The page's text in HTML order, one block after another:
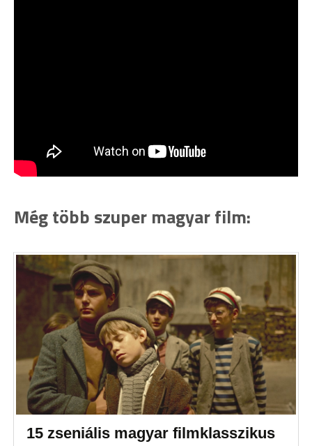
Még több szuper magyar film:
15 zseniális magyar filmklasszikus